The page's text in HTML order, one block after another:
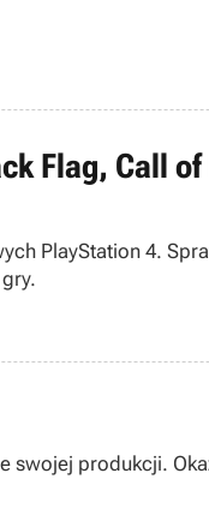
Flag, Call
PlayStation 4.
produkcji.